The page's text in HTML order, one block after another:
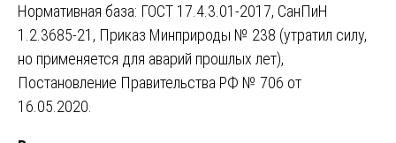
Нормативная база: ГОСТ 17.4.3.01-2017, СанПиН
1.2.3685-21, Приказ Минприроды № 238 (утратил силу,
но применяется для аварий прошлых лет),
Постановление Правительства РФ № 706 от
16.05.2020.